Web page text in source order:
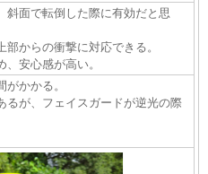
斜面で転倒した際に有効だと思
部からの衝撃に対応できる。
、安心感が高い。
がかかる。
るが、フェイスガードが逆光の際